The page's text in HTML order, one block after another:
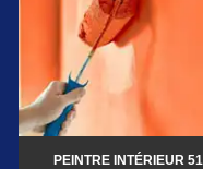
PEINTRE INTÉRIEUR 51